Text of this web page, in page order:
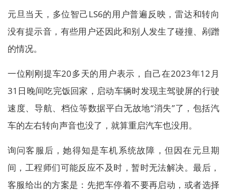
元旦当天，多位智己LS6的用户普遍反映，雷达和转向
没有提示音，有些用户还因此和别人发生了碰撞、剐蹭
的情况。
一位刚刚提车20多天的用户表示，自己在2023年12月
31日晚间吃完饭回家，启动车辆时发现主驾驶屏的行驶
速度、导航、档位等数据平白无故地“消失”了，包括汽
车的左右转向声音也没了，就算重启汽车也没用。
询问客服后，她得知是车机系统故障，但因在元旦期
间，工程师们可能反应不及时，暂时无法解决。最后，
客服给出的方案是：先把车停着不要再启动，或者选择